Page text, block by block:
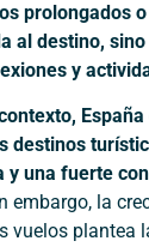
prolongados
al destino,
y
destinos
y una fuerte
embargo, la
vuelos plantea